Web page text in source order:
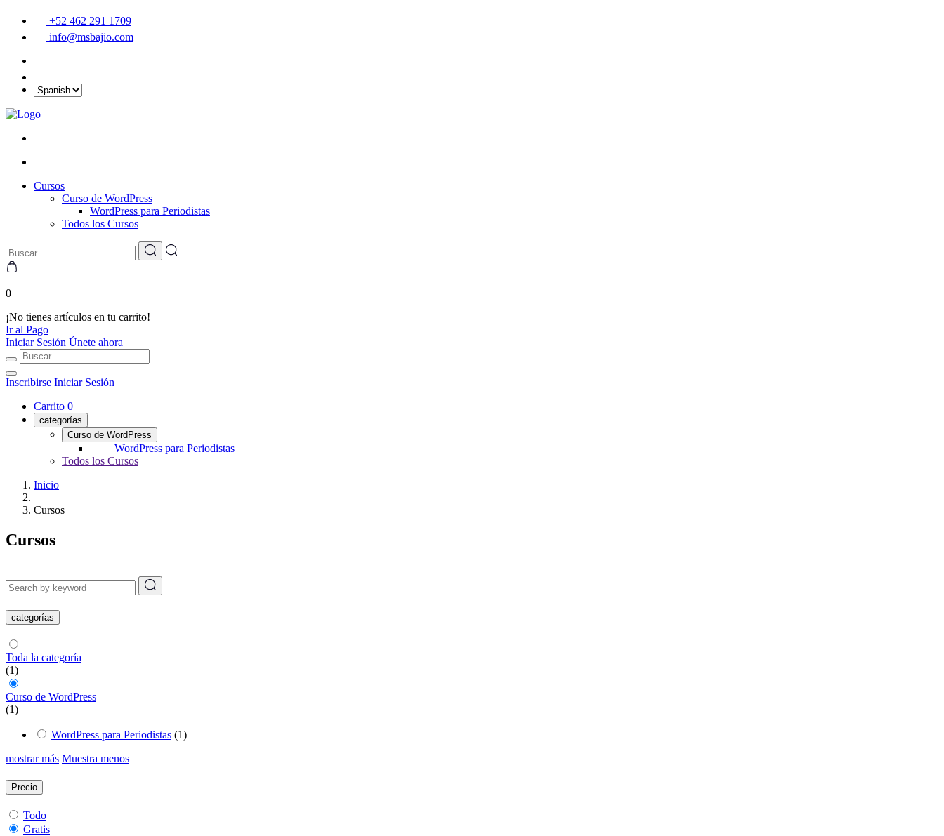
+52 462 291 1709
info@msbajio.com
Cursos
Curso de WordPress
WordPress para Periodistas
Todos los Cursos
0
¡No tienes artículos en tu carrito!
Ir al Pago
Iniciar Sesión Únete ahora
Inscribirse Iniciar Sesión
Carrito 0
categorías
Curso de WordPress
WordPress para Periodistas
Todos los Cursos
Inicio
Cursos
Cursos
categorías
Toda la categoría
(1)
Curso de WordPress
(1)
WordPress para Periodistas (1)
mostrar más Muestra menos
Precio
Todo
Gratis